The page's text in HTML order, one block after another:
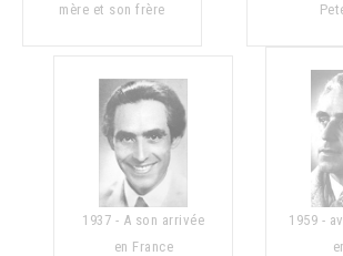
mère et son frère
1937 - A son arrivée
en France
1959 -